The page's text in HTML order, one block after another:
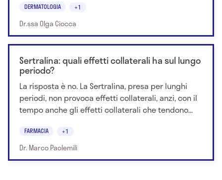
DERMATOLOGIA +1
Dr.ssa Olga Ciocca
Sertralina: quali effetti collaterali ha sul lungo
periodo?
La risposta è no. La Sertralina, presa per lunghi
periodi, non provoca effetti collaterali, anzi, con il
tempo anche gli effetti collaterali che tendono...
FARMACIA +1
Dr. Marco Paolemili